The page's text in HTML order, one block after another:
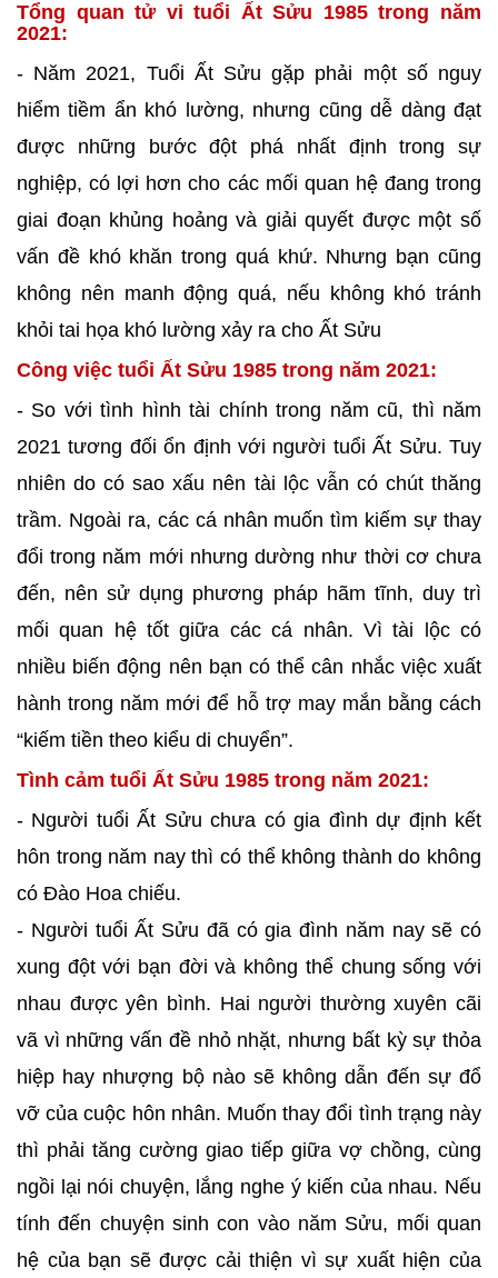
Tổng quan tử vi tuổi Ất Sửu 1985 trong năm
2021:
- Năm 2021, Tuổi Ất Sửu gặp phải một số nguy
hiểm tiềm ẩn khó lường, nhưng cũng dễ dàng đạt
được những bước đột phá nhất định trong sự
nghiệp, có lợi hơn cho các mối quan hệ đang trong
giai đoạn khủng hoảng và giải quyết được một số
vấn đề khó khăn trong quá khứ. Nhưng bạn cũng
không nên manh động quá, nếu không khó tránh
khỏi tai họa khó lường xảy ra cho Ất Sửu
Công việc tuổi Ất Sửu 1985 trong năm 2021:
- So với tình hình tài chính trong năm cũ, thì năm
2021 tương đối ổn định với người tuổi Ất Sửu. Tuy
nhiên do có sao xấu nên tài lộc vẫn có chút thăng
trầm. Ngoài ra, các cá nhân muốn tìm kiếm sự thay
đổi trong năm mới nhưng dường như thời cơ chưa
đến, nên sử dụng phương pháp hãm tĩnh, duy trì
mối quan hệ tốt giữa các cá nhân. Vì tài lộc có
nhiều biến động nên bạn có thể cân nhắc việc xuất
hành trong năm mới để hỗ trợ may mắn bằng cách
“kiếm tiền theo kiểu di chuyển”.
Tình cảm tuổi Ất Sửu 1985 trong năm 2021:
- Người tuổi Ất Sửu chưa có gia đình dự định kết
hôn trong năm nay thì có thể không thành do không
có Đào Hoa chiếu.
- Người tuổi Ất Sửu đã có gia đình năm nay sẽ có
xung đột với bạn đời và không thể chung sống với
nhau được yên bình. Hai người thường xuyên cãi
vã vì những vấn đề nhỏ nhặt, nhưng bất kỳ sự thỏa
hiệp hay nhượng bộ nào sẽ không dẫn đến sự đổ
vỡ của cuộc hôn nhân. Muốn thay đổi tình trạng này
thì phải tăng cường giao tiếp giữa vợ chồng, cùng
ngồi lại nói chuyện, lắng nghe ý kiến ​​của nhau. Nếu
tính đến chuyện sinh con vào năm Sửu, mối quan
hệ của bạn sẽ được cải thiện vì sự xuất hiện của